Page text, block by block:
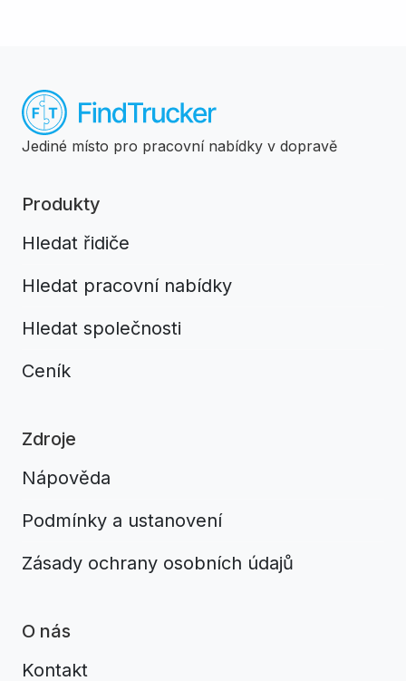
Jediné místo pro pracovní nabídky v dopravě
Produkty
Hledat řidiče
Hledat pracovní nabídky
Hledat společnosti
Ceník
Zdroje
Nápověda
Podmínky a ustanovení
Zásady ochrany osobních údajů
O nás
Kontakt